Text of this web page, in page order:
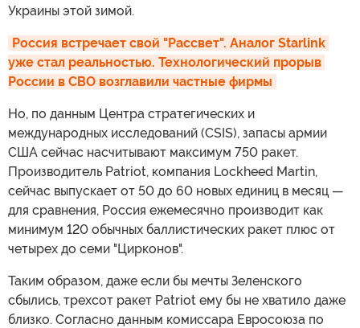
Украины этой зимой.
Россия встречает свой "Рассвет". Аналог Starlink
уже стал реальностью. Технологический прорыв
России в СВО возглавили частные фирмы
Но, по данным Центра стратегических и
международных исследований (CSIS), запасы армии
США сейчас насчитывают максимум 750 ракет.
Производитель Patriot, компания Lockheed Martin,
сейчас выпускает от 50 до 60 новых единиц в месяц —
для сравнения, Россия ежемесячно производит как
минимум 120 обычных баллистических ракет плюс от
четырех до семи "Цирконов".
Таким образом, даже если бы мечты Зеленского
сбылись, трехсот ракет Patriot ему бы не хватило даже
близко. Согласно данным комиссара Евросоюза по